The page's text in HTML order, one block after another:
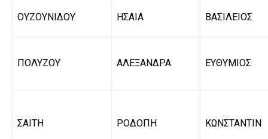
ΟΥΖΟΥΝΙΔΟΥ ΗΣΑΙΑ ΒΑΣΙΛΕΙΟΣ
ΠΟΛΥΖΟΥ ΑΛΕΞΑΝΔΡΑ ΕΥΘΥΜΙΟΣ
ΣΑΙΤΗ ΡΟΔΟΠΗ ΚΩΝΣΤΑΝΤΙΝ